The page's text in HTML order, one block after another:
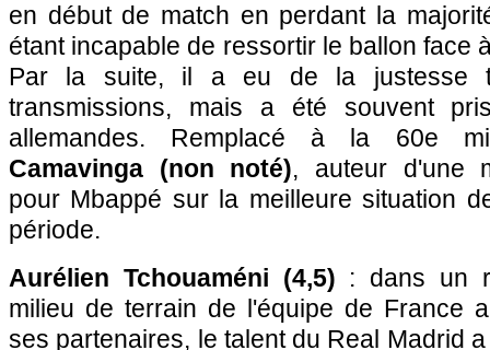
en début de match en perdant la
étant incapable de ressortir le ballon face
Par la suite, il a eu de la justesse
transmissions, mais a été souvent
allemandes. Remplacé à la 60e
Camavinga (non noté), auteur d'une
pour Mbappé sur la meilleure situation
période.
Aurélien Tchouaméni (4,5) : dans un
milieu de terrain de l'équipe de France
ses partenaires, le talent du Real Madrid